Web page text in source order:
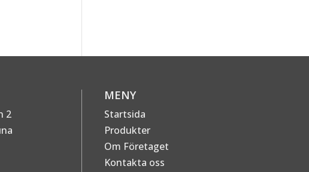
2
MENY
Startsida
Produkter
Om Företaget
Kontakta oss